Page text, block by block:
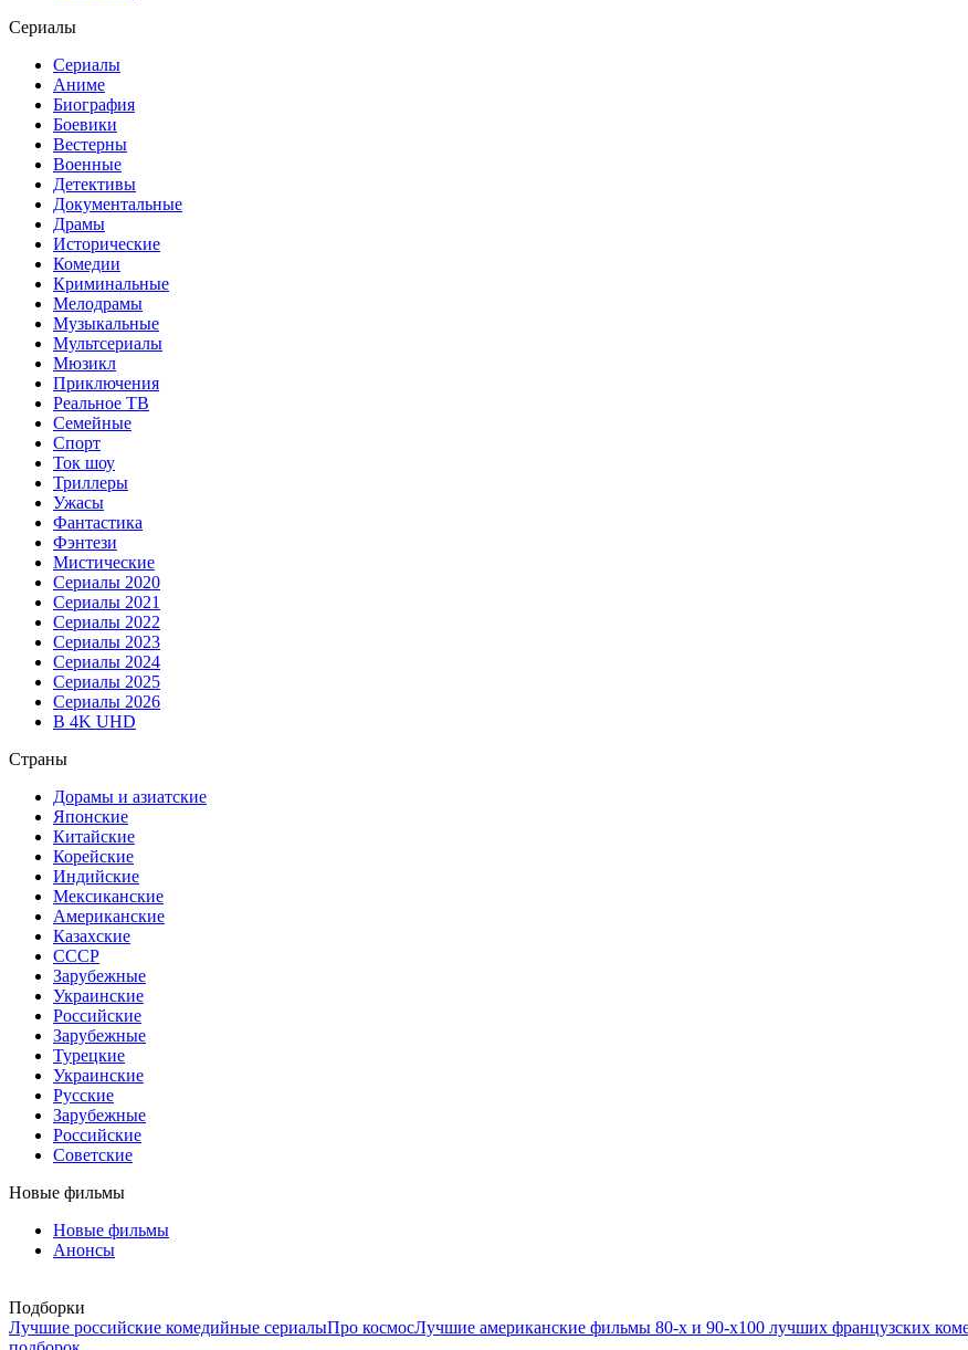
Сериалы
Сериалы
Аниме
Биография
Боевики
Вестерны
Военные
Детективы
Документальные
Драмы
Исторические
Комедии
Криминальные
Мелодрамы
Музыкальные
Мультсериалы
Мюзикл
Приключения
Реальное ТВ
Семейные
Спорт
Ток шоу
Триллеры
Ужасы
Фантастика
Фэнтези
Мистические
Сериалы 2020
Сериалы 2021
Сериалы 2022
Сериалы 2023
Сериалы 2024
Сериалы 2025
Сериалы 2026
В 4K UHD
Страны
Дорамы и азиатские
Японские
Китайские
Корейские
Индийские
Мексиканские
Американские
Казахские
СССР
Зарубежные
Украинские
Российские
Зарубежные
Турецкие
Украинские
Русские
Зарубежные
Российские
Советские
Новые фильмы
Новые фильмы
Анонсы
Подборки
Лучшие российские комедийные сериалыПро космосЛучшие американские фильмы 80-х и 90-х100 лучших французских